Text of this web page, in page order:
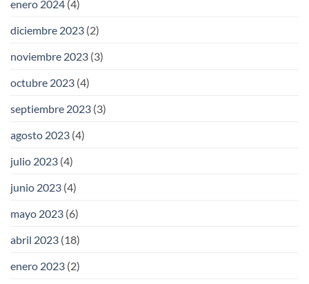
enero 2024 (4)
diciembre 2023 (2)
noviembre 2023 (3)
octubre 2023 (4)
septiembre 2023 (3)
agosto 2023 (4)
julio 2023 (4)
junio 2023 (4)
mayo 2023 (6)
abril 2023 (18)
enero 2023 (2)